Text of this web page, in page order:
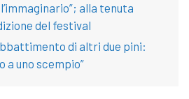
alla tenuta
del festival
di altri due pini:
a uno scempio”